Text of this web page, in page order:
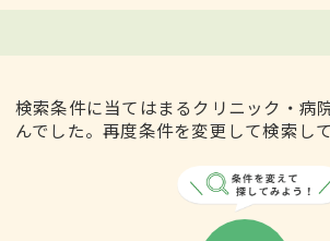
検索条件に当てはまるクリニック・病
んでした。再度条件を変更して検索し